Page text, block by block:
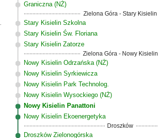
Graniczna (NŻ)
Zielona Góra - Stary Kisielin
Stary Kisielin Szkolna
Stary Kisielin Św. Floriana
Stary Kisielin Zatorze
Zielona Góra - Nowy Kisielin
Nowy Kisielin Odrzańska (NŻ)
Nowy Kisielin Syrkiewicza
Nowy Kisielin Park Technolog.
Nowy Kisielin Wysockiego (NŻ)
Nowy Kisielin Panattoni
Nowy Kisielin Ekoenergetyka
Droszków
Droszków Zielonogórska